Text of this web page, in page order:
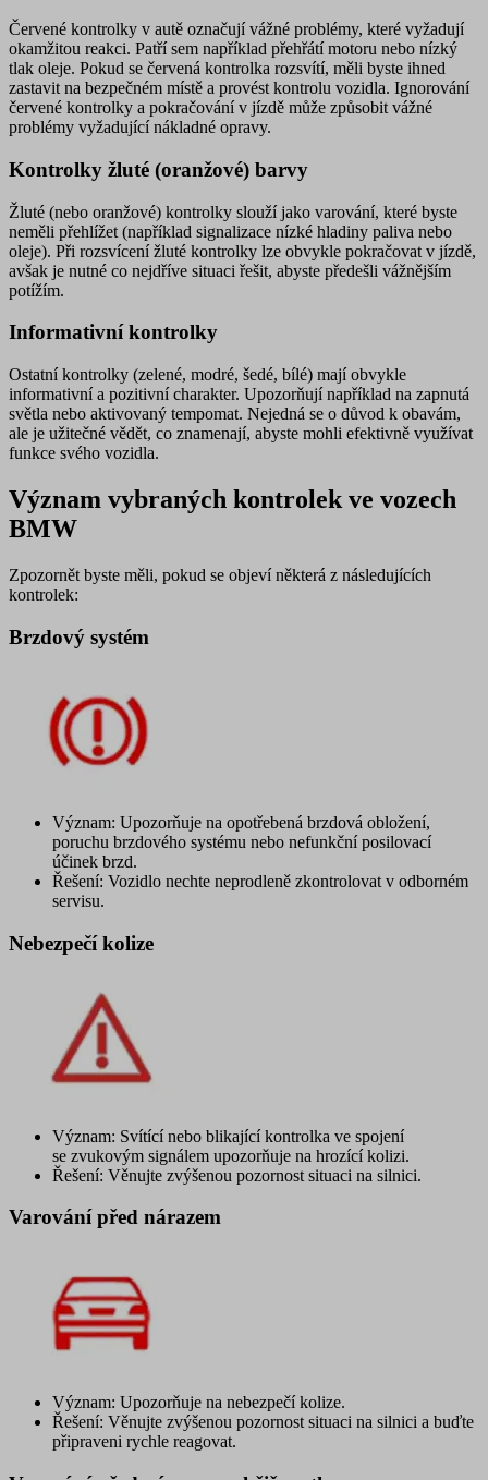
Červené kontrolky v autě označujívážné problémy, které vyžadují
okamžitou reakci. Patří sem například přehřátí motoru nebo nízký
tlak oleje. Pokud se červená kontrolka rozsvítí, měli byste ihned
zastavit na bezpečném místě a provést kontrolu vozidla. Ignorování
červené kontrolky a pokračování v jízdě může způsobit vážné
problémy vyžadující nákladné opravy.
Kontrolky žluté (oranžové) barvy
Žluté (nebo oranžové) kontrolky slouží jako varování, které byste
neměli přehlížet (například signalizace nízké hladiny paliva nebo
oleje). Při rozsvícení žluté kontrolky lze obvykle pokračovat v jízdě,
avšak je nutné co nejdříve situaci řešit, abyste předešli vážnějším
potížím.
Informativní kontrolky
Ostatní kontrolky (zelené, modré, šedé, bílé) mají obvykle
informativnía pozitivní charakter. Upozorňují například na zapnutá
světla nebo aktivovaný tempomat. Nejedná se o důvod k obavám,
ale je užitečné vědět, co znamenají, abyste mohli efektivně využívat
funkce svého vozidla.
Význam vybraných kontrolek ve vozech
BMW
Zpozornět byste měli, pokud se objeví některá z následujících
kontrolek:
Brzdový systém
Význam: Upozorňuje na opotřebená brzdová obložení,
poruchu brzdového systému nebo nefunkční posilovací
účinek brzd.
Řešení: Vozidlo nechte neprodleně zkontrolovat v odborném
servisu.
Nebezpečí kolize
Význam: Svítící nebo blikající kontrolka ve spojení
se zvukovým signálem upozorňuje na hrozící kolizi.
Řešení: Věnujte zvýšenou pozornost situaci na silnici.
Varování před nárazem
Význam: Upozorňuje na nebezpečí kolize.
Řešení: Věnujte zvýšenou pozornost situaci na silnici a buďte
připraveni rychle reagovat.